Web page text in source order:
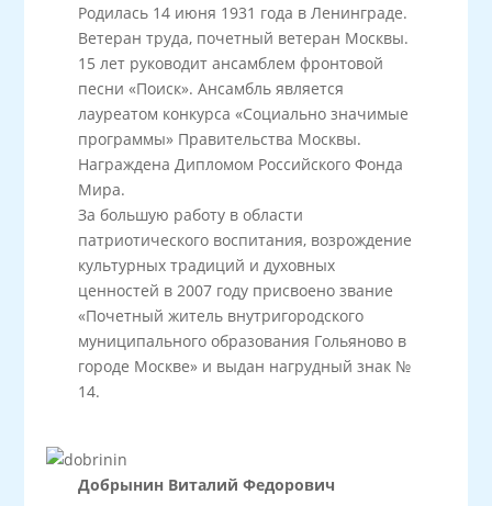
Родилась 14 июня 1931 года в Ленинграде.
Ветеран труда, почетный ветеран Москвы.
15 лет руководит ансамблем фронтовой
песни «Поиск». Ансамбль является
лауреатом конкурса «Социально значимые
программы» Правительства Москвы.
Награждена Дипломом Российского Фонда
Мира.
За большую работу в области
патриотического воспитания, возрождение
культурных традиций и духовных
ценностей в 2007 году присвоено звание
«Почетный житель внутригородского
муниципального образования Гольяново в
городе Москве» и выдан нагрудный знак №
14.
Добрынин Виталий Федорович